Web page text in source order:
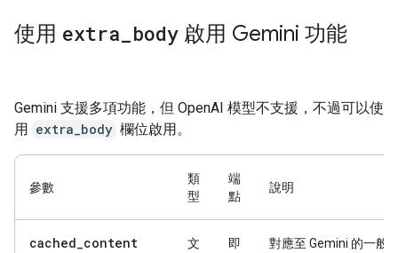
使用 extra body 啟用 Gemini 功能
Gemini 支援多項功能，但 OpenAI 模型不支援，不過可以使
用 extra_body 欄位啟用。
參數
類
型
端
點
說明
cached_content
文
即
對應至 Gemini 的一般